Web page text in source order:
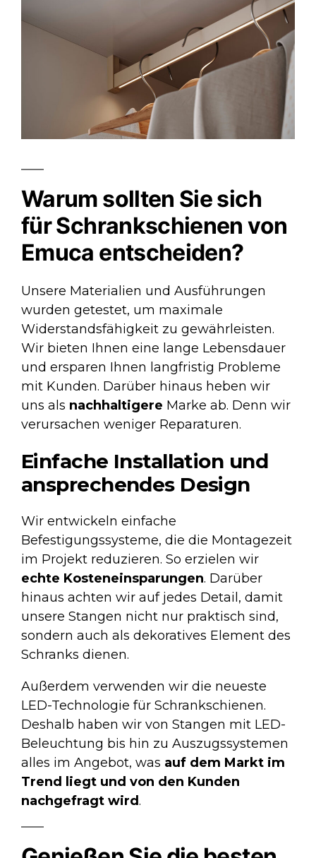
Warum sollten Sie sich
für Schrankschienen von
Emuca entscheiden?
Unsere Materialien und Ausführungen
wurden getestet, um maximale
Widerstandsfähigkeit zu gewährleisten.
Wir bieten Ihnen eine lange Lebensdauer
und ersparen Ihnen langfristig Probleme
mit Kunden. Darüber hinaus heben wir
uns als nachhaltigere Marke ab. Denn wir
verursachen weniger Reparaturen.
Einfache Installation und
ansprechendes Design
Wir entwickeln einfache
Befestigungssysteme, die die Montagezeit
im Projekt reduzieren. So erzielen wir
echte Kosteneinsparungen. Darüber
hinaus achten wir auf jedes Detail, damit
unsere Stangen nicht nur praktisch sind,
sondern auch als dekoratives Element des
Schranks dienen.
Außerdem verwenden wir die neueste
LED-Technologie für Schrankschienen.
Deshalb haben wir von Stangen mit LED-
Beleuchtung bis hin zu Auszugssystemen
alles im Angebot, was auf dem Markt im
Trend liegt und von den Kunden
nachgefragt wird.